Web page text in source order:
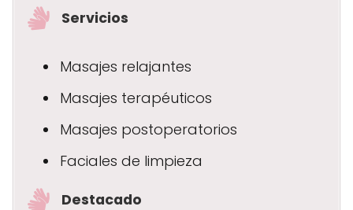
Servicios
Masajes relajantes
Masajes terapéuticos
Masajes postoperatorios
Faciales de limpieza
Destacado